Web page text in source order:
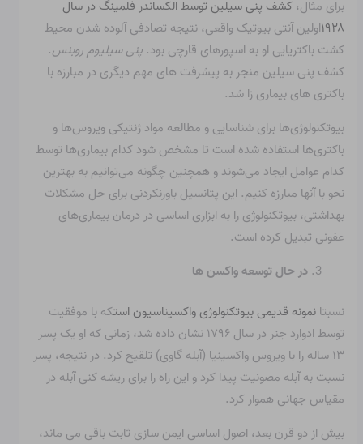
برای مثال،کشف پنی سیلین توسط الکساندر فلمینگ در سال
۱۹۲۸اولین آنتی بیوتیک واقعی، نتیجه تصادفی آلوده شدن محیط
کشت باکتریایی او به اسپورهای قارچی بود.پنی سیلیوم روبنس.
کشف پنی سیلین منجر به پیشرفت های مهم دیگری در مبارزه با
باکتری های بیماری زا شد.
بیوتکنولوژی‌ها برای شناسایی و مطالعه مواد ژنتیکی ویروس‌ها و
باکتری‌ها استفاده شده است تا مشخص شود کدام بیماری‌ها توسط
کدام عوامل ایجاد می‌شوند و همچنین چگونه می‌توانیم به بهترین
نحو با آنها مبارزه کنیم. این پتانسیل باورنکردنی برای حل مشکلات
بهداشتی، بیوتکنولوژی را به ابزاری اساسی در درمان بیماری‌های
عفونی تبدیل کرده است.
در حال توسعه واکسن ها
نسبتانمونه قدیمی بیوتکنولوژی واکسیناسیون استکه با موفقیت
توسط ادوارد جنر در سال ۱۷۹۶ نشان داده شد، زمانی که او یک پسر
۱۳ ساله را با ویروس واکسینیا (آبله گاوی) تلقیح کرد. در نتیجه، پسر
نسبت به آبله مصونیت پیدا کرد و این راه را برای ریشه کنی آبله در
مقیاس جهانی هموار کرد.
بیش از دو قرن بعد، اصول اساسی ایمن سازی ثابت باقی می ماند،